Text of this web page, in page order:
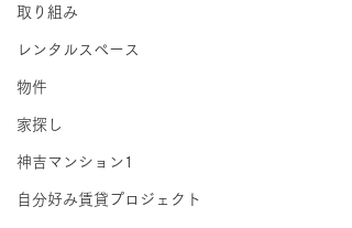
取り組み
レンタルスペース
物件
家探し
神吉マンション1
自分好み賃貸プロジェクト